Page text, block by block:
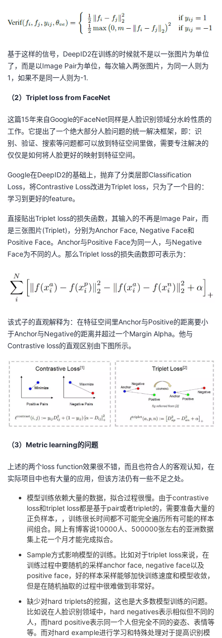
基于这样的信号，DeepID2在训练的时候就不是以一张图片为单位
了，而是以Image Pair为单位，每次输入两张图片，为同一人则为
1，如果不是同一人则为-1.
（2）Triplet loss from FaceNet
这篇15年来自Google的FaceNet同样是人脸识别领域分水岭性质的
工作。它提出了一个绝大部分人脸问题的统一解决框架，即：识
别、验证、搜索等问题都可以放到特征空间里做，需要专注解决的
仅仅是如何将人脸更好的映射到特征空间。
Google在DeepID2的基础上，抛弃了分类层即Classification
Loss，将Contrastive Loss改进为Triplet loss，只为了一个目的：
学习到更好的feature。
直接贴出Triplet loss的损失函数，其输入的不再是Image Pair，而
是三张图片(Triplet)，分别为Anchor Face, Negative Face和
Positive Face。Anchor与Positive Face为同一人，与Negative
Face为不同的人。那么Triplet loss的损失函数即可表示为：
该式子的直观解释为：在特征空间里Anchor与Positive的距离要小
于Anchor与Negative的距离并超过一个Margin Alpha。他与
Contrastive loss的直观区别由下图所示。
（3）Metric learning的问题
上述的两个loss function效果很不错，而且也符合人的客观认知，在
实际项目中也有大量的应用，但该方法仍有一些不足之处。
模型训练依赖大量的数据，拟合过程很慢。由于contrastive
loss和triplet loss都是基于pair或者triplet的，需要准备大量的
正负样本，，训练很长时间都不可能完全遍历所有可能的样本
间组合。网上有博客说10000人、500000张左右的亚洲数据
集上花一个月才能完成拟合。
Sample方式影响模型的训练。比如对于triplet loss来说，在
训练过程中要随机的采样anchor face, negative face以及
positive face，好的样本采样能够加快训练速度和模型收敛，
但是在随机抽取的过程中很难做到非常好。
缺少对hard triplets的挖掘，这也是大多数模型训练的问题。
比如说在人脸识别领域中，hard negatives表示相似但不同的
人，而hard positive表示同一个人但完全不同的姿态、表情等
等。而对hard example进行学习和特殊处理对于提高识别模